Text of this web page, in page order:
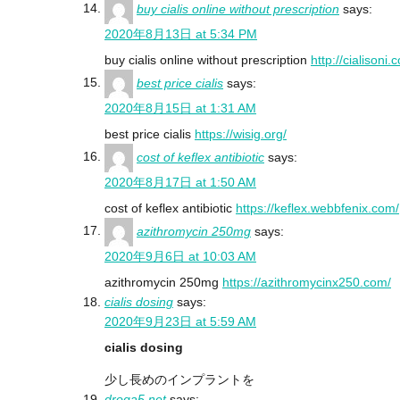
buy cialis online without prescription says:
2020年8月13日 at 5:34 PM
buy cialis online without prescription http://
best price cialis says:
2020年8月15日 at 1:31 AM
best price cialis https://wisig.org/
cost of keflex antibiotic says:
2020年8月17日 at 1:50 AM
cost of keflex antibiotic https://keflex.webbfenix.com/
azithromycin 250mg says:
2020年9月6日 at 10:03 AM
azithromycin 250mg https://azithromycinx250.com/
cialis dosing says:
2020年9月23日 at 5:59 AM
cialis dosing
少し長めのインプラントを